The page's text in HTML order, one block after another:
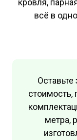
кровля,
всё в
стоимость,
метра,